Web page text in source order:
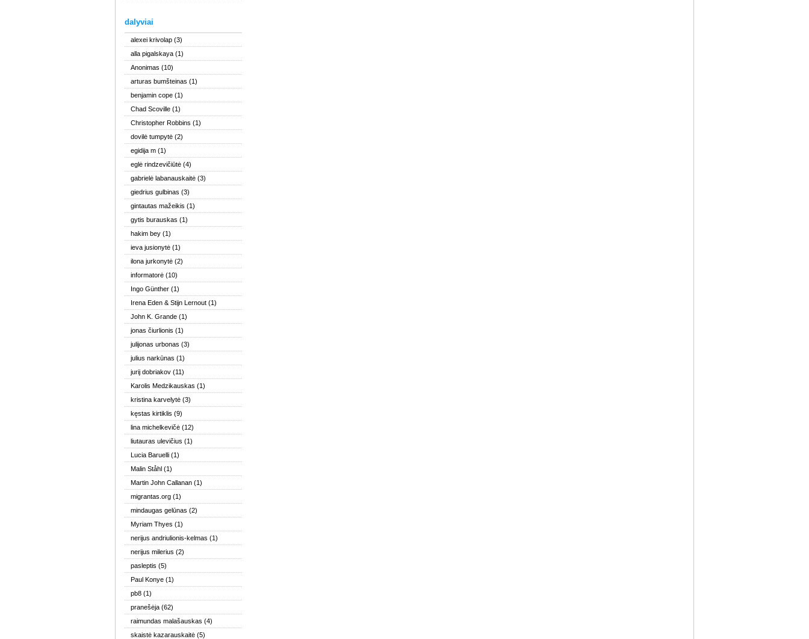
dalyviai
alexei krivolap (3)
alla pigalskaya (1)
Anonimas (10)
arturas bumšteinas (1)
benjamin cope (1)
Chad Scoville (1)
Christopher Robbins (1)
dovilė tumpytė (2)
egidija m (1)
eglė rindzevičiūtė (4)
gabrielė labanauskaitė (3)
giedrius gulbinas (3)
gintautas mažeikis (1)
gytis burauskas (1)
hakim bey (1)
ieva jusionytė (1)
ilona jurkonytė (2)
informatorė (10)
Ingo Günther (1)
Irena Eden & Stijn Lernout (1)
John K. Grande (1)
jonas čiurlionis (1)
julijonas urbonas (3)
julius narkūnas (1)
jurij dobriakov (11)
Karolis Medzikauskas (1)
kristina karvelytė (3)
kęstas kirtiklis (9)
lina michelkevičė (12)
liutauras ulevičius (1)
Lucia Baruelli (1)
Malin Ståhl (1)
Martin John Callanan (1)
migrantas.org (1)
mindaugas gelūnas (2)
Myriam Thyes (1)
nerijus andriulionis-kelmas (1)
nerijus milerius (2)
pasleptis (5)
Paul Konye (1)
pb8 (1)
pranešėja (62)
raimundas malašauskas (4)
skaistė kazarauskaitė (5)